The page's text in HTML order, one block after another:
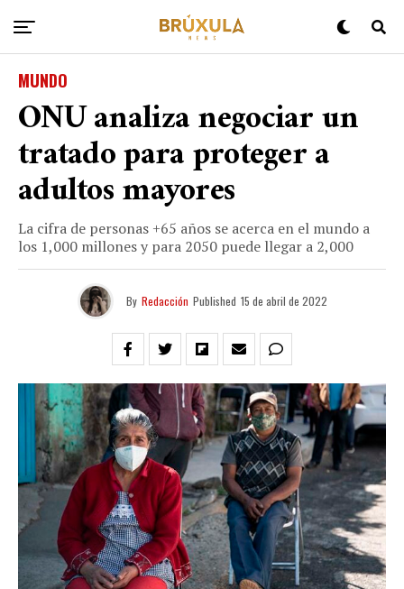
MUNDO
ONU analiza negociar un
tratado para proteger a
adultos mayores
La cifra de personas +65 años se acerca en el mundo a
los 1,000 millones y para 2050 puede llegar a 2,000
By Redacción Published 15 de abril de 2022